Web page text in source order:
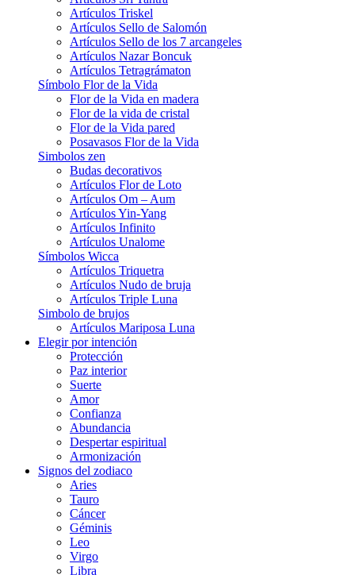
Artículos Triskel
Artículos Sello de Salomón
Artículos Sello de los 7 arcangeles
Artículos Nazar Boncuk
Artículos Tetragrámaton
Símbolo Flor de la Vida
Flor de la Vida en madera
Flor de la vida de cristal
Flor de la Vida pared
Posavasos Flor de la Vida
Simbolos zen
Budas decorativos
Artículos Flor de Loto
Artículos Om – Aum
Artículos Yin-Yang
Artículos Infinito
Artículos Unalome
Símbolos Wicca
Artículos Triquetra
Artículos Nudo de bruja
Artículos Triple Luna
Simbolo de brujos
Artículos Mariposa Luna
Elegir por intención
Protección
Paz interior
Suerte
Amor
Confianza
Abundancia
Despertar espiritual
Armonización
Signos del zodiaco
Aries
Tauro
Cáncer
Géminis
Leo
Virgo
Libra